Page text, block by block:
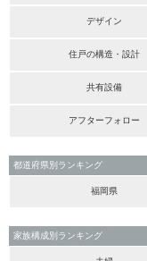
デザイン
住戸の構造・設計
共有設備
アフターフォロー
都道府県別ランキング
福岡県
家族構成別ランキング